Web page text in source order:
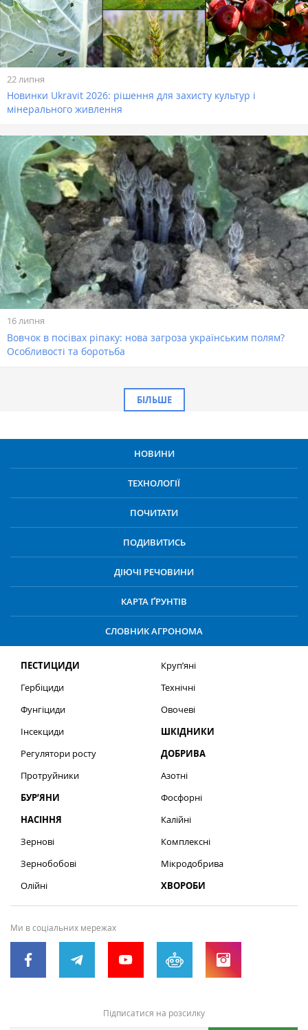
22 липня
Новинки Ukravit 2026: рішення для захисту культур і
мінерального живлення
16 липня
Вовчок в посівах ріпаку: нова загроза українським полям?
Особливості та боротьба
БІЛЬШЕ
НОВИНИ
ТЕХНОЛОГІЇ
ПОЧИТАТИ
ПОДИВИТИСЬ
ДІЮЧІ РЕЧОВИНИ
КАРТА ҐРУНТІВ
СЛОВНИК АГРОНОМА
ПЕСТИЦИДИ
Гербіциди
Фунгіциди
Інсекциди
Регулятори росту
Протруйники
БУР’ЯНИ
НАСІННЯ
Зернові
Зернобобові
Олійні
Круп’яні
Технічні
Овочеві
ШКІДНИКИ
ДОБРИВА
Азотні
Фосфорні
Калійні
Комплексні
Мікродобрива
ХВОРОБИ
Ми в соціальних мережах
Підписатися на розсилку